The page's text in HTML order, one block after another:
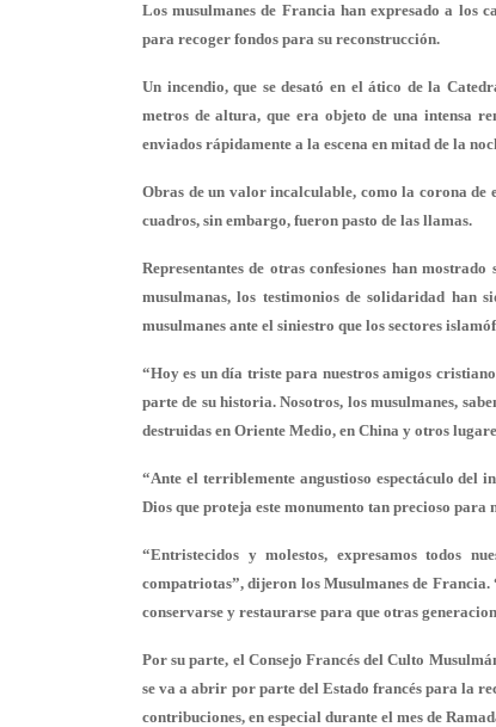
Los musulmanes de Francia han expresado a los
para recoger fondos para su reconstrucción.
Un incendio, que se desató en el ático de la
metros de altura, que era objeto de una intensa
enviados rápidamente a la escena en mitad de la
Obras de un valor incalculable, como la corona de
cuadros, sin embargo, fueron pasto de las llamas.
Representantes de otras confesiones han
musulmanas, los testimonios de solidaridad han
musulmanes ante el siniestro que los sectores
“Hoy es un día triste para nuestros amigos
parte de su historia. Nosotros, los musulmanes,
destruidas en Oriente Medio, en China y otros
“Ante el terriblemente angustioso espectáculo del
Dios que proteja este monumento tan precioso
“Entristecidos y molestos, expresamos todos
compatriotas”, dijeron los Musulmanes de Francia.
conservarse y restaurarse para que otras
Por su parte, el Consejo Francés del Culto
se va a abrir por parte del Estado francés para la
contribuciones, en especial durante el mes de